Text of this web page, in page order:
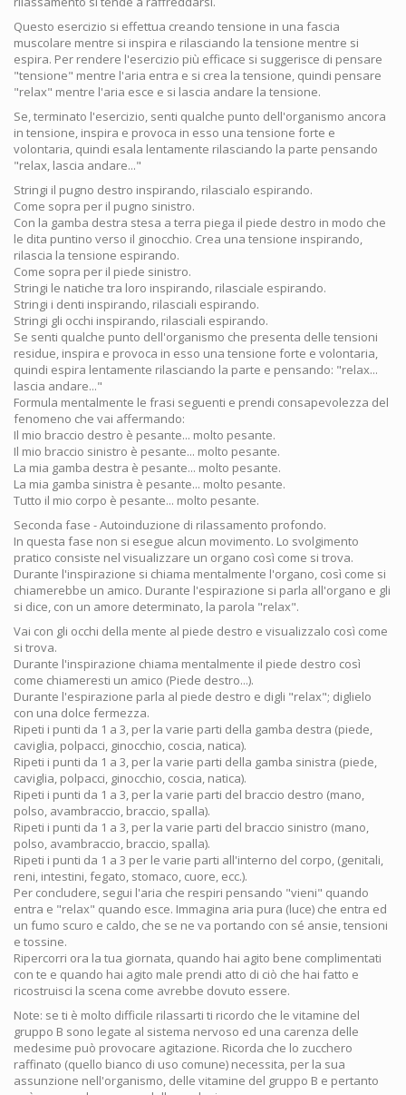
Questo esercizio si effettua creando tensione in una fascia
muscolare mentre si inspira e rilasciando la tensione mentre si
espira. Per rendere l'esercizio più efficace si suggerisce di pensare
"tensione" mentre l'aria entra e si crea la tensione, quindi pensare
"relax" mentre l'aria esce e si lascia andare la tensione.
Se, terminato l'esercizio, senti qualche punto dell'organismo ancora
in tensione, inspira e provoca in esso una tensione forte e
volontaria, quindi esala lentamente rilasciando la parte pensando
"relax, lascia andare..."
Stringi il pugno destro inspirando, rilascialo espirando.
Come sopra per il pugno sinistro.
Con la gamba destra stesa a terra piega il piede destro in modo che
le dita puntino verso il ginocchio. Crea una tensione inspirando,
rilascia la tensione espirando.
Come sopra per il piede sinistro.
Stringi le natiche tra loro inspirando, rilasciale espirando.
Stringi i denti inspirando, rilasciali espirando.
Stringi gli occhi inspirando, rilasciali espirando.
Se senti qualche punto dell'organismo che presenta delle tensioni
residue, inspira e provoca in esso una tensione forte e volontaria,
quindi espira lentamente rilasciando la parte e pensando: "relax...
lascia andare..."
Formula mentalmente le frasi seguenti e prendi consapevolezza del
fenomeno che vai affermando:
Il mio braccio destro è pesante... molto pesante.
Il mio braccio sinistro è pesante... molto pesante.
La mia gamba destra è pesante... molto pesante.
La mia gamba sinistra è pesante... molto pesante.
Tutto il mio corpo è pesante... molto pesante.
Seconda fase - Autoinduzione di rilassamento profondo.
In questa fase non si esegue alcun movimento. Lo svolgimento
pratico consiste nel visualizzare un organo così come si trova.
Durante l'inspirazione si chiama mentalmente l'organo, così come si
chiamerebbe un amico. Durante l'espirazione si parla all'organo e gli
si dice, con un amore determinato, la parola "relax".
Vai con gli occhi della mente al piede destro e visualizzalo così come
si trova.
Durante l'inspirazione chiama mentalmente il piede destro così
come chiameresti un amico (Piede destro...).
Durante l'espirazione parla al piede destro e digli "relax"; diglielo
con una dolce fermezza.
Ripeti i punti da 1 a 3, per la varie parti della gamba destra (piede,
caviglia, polpacci, ginocchio, coscia, natica).
Ripeti i punti da 1 a 3, per la varie parti della gamba sinistra (piede,
caviglia, polpacci, ginocchio, coscia, natica).
Ripeti i punti da 1 a 3, per la varie parti del braccio destro (mano,
polso, avambraccio, braccio, spalla).
Ripeti i punti da 1 a 3, per la varie parti del braccio sinistro (mano,
polso, avambraccio, braccio, spalla).
Ripeti i punti da 1 a 3 per le varie parti all'interno del corpo, (genitali,
reni, intestini, fegato, stomaco, cuore, ecc.).
Per concludere, segui l'aria che respiri pensando "vieni" quando
entra e "relax" quando esce. Immagina aria pura (luce) che entra ed
un fumo scuro e caldo, che se ne va portando con sé ansie, tensioni
e tossine.
Ripercorri ora la tua giornata, quando hai agito bene complimentati
con te e quando hai agito male prendi atto di ciò che hai fatto e
ricostruisci la scena come avrebbe dovuto essere.
Note: se ti è molto difficile rilassarti ti ricordo che le vitamine del
gruppo B sono legate al sistema nervoso ed una carenza delle
medesime può provocare agitazione. Ricorda che lo zucchero
raffinato (quello bianco di uso comune) necessita, per la sua
assunzione nell'organismo, delle vitamine del gruppo B e pertanto